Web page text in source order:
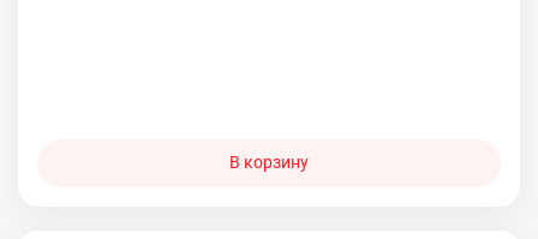
В корзину